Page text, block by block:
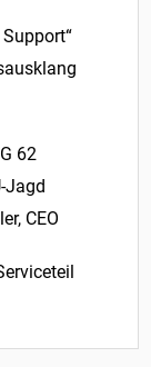
62
Jagd
CEO